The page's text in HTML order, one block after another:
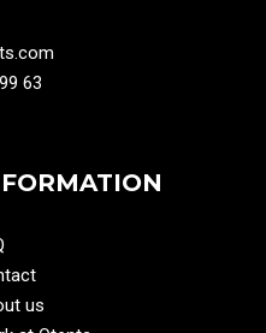
63‬
us